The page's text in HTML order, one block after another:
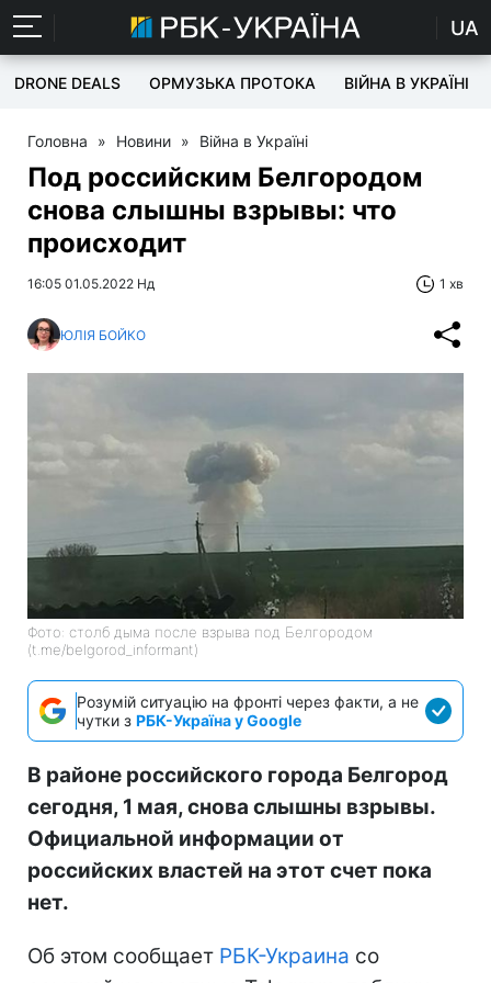
UA
DRONE DEALS ОРМУЗЬКА ПРОТОКА ВІЙНА В УКРАЇНІ
Головна » Новини » Війна в Україні
Под российским Белгородом
снова слышны взрывы: что
происходит
16:05 01.05.2022 Нд 1 хв
ЮЛІЯ БОЙКО
Фото: столб дыма после взрыва под Белгородом
(t.me/belgorod_informant)
Розумій ситуацію на фронті через факти, а не
чутки з РБК-Україна у Google
В районе российского города Белгород
сегодня, 1 мая, снова слышны взрывы.
Официальной информации от
российских властей на этот счет пока
нет.
Об этом сообщает РБК-Украина со